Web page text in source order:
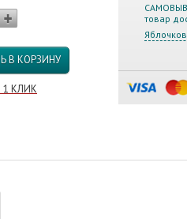
товар
В КОРЗИНУ
1 КЛИК